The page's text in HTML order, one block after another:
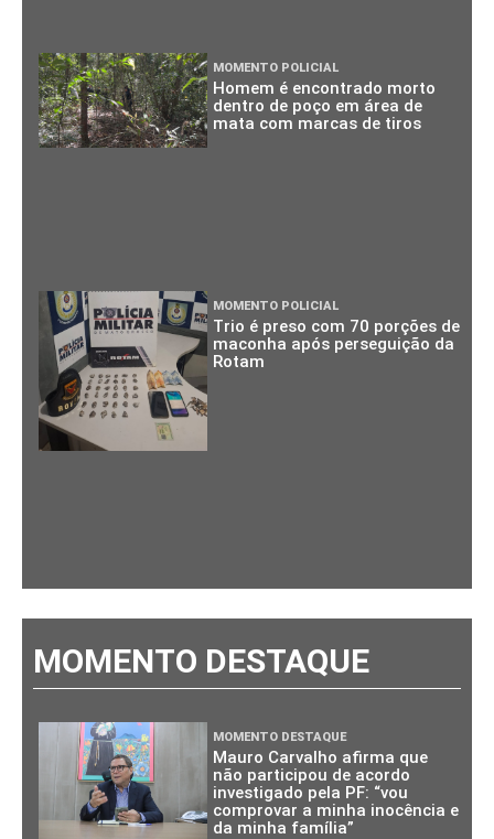
MOMENTO POLICIAL
Homem é encontrado morto
dentro de poço em área de
mata com marcas de tiros
MOMENTO POLICIAL
Trio é preso com 70 porções de
maconha após perseguição da
Rotam
MOMENTO DESTAQUE
MOMENTO DESTAQUE
Mauro Carvalho afirma que
não participou de acordo
investigado pela PF: “vou
comprovar a minha inocência e
da minha família”